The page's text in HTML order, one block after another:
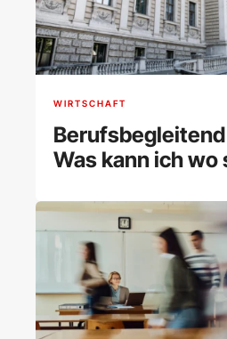
WIRTSCHAFT
Was kann ich wo